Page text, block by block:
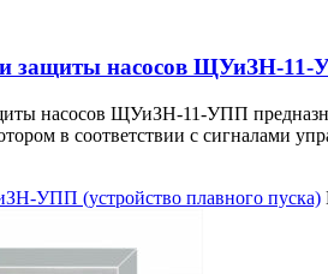
защиты насосов ЩУиЗН-
насосов ЩУиЗН-11-УПП
в соответствии с сигналами
УПП (устройство плавного пуска)